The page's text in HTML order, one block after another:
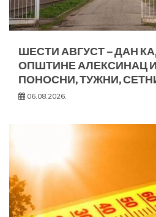
ШЕСТИ АВГУСТ – ДАН
ОПШТИНЕ АЛЕКСИНАЦ
ПОНОСНИ, ТУЖНИ,
06.08.2026.